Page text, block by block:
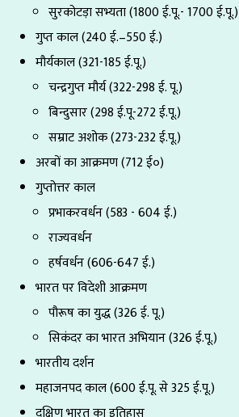
सुरकोटड़ा सभ्यता (1800 ई.पू.- 1700 ई.पू.)
गुप्त काल (240 ई.–550 ई.)
मौर्यकाल (321-185 ई.पू.)
चन्द्रगुप्त मौर्य (322-298 ई. पू.)
बिन्दुसार (298 ई.पू-272 ई.पू.)
सम्राट अशोक (273-232 ई.पू.)
अरबों का आक्रमण (712 ई०)
गुप्तोत्तर काल
प्रभाकरवर्धन (583 - 604 ई.)
राज्यवर्धन
हर्षवर्धन (606-647 ई.)
भारत पर विदेशी आक्रमण
पौरूष का युद्ध (326 ई. पू.)
सिकंदर का भारत अभियान (326 ई.पू.)
भारतीय दर्शन
महाजनपद काल (600 ई.पू. से 325 ई.पू.)